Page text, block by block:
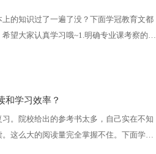
的知识过了一遍了没？下面学冠教育文都
望大家认真学习哦~1.明确专业课考察的范
和学习效率？
。院校给出的参考书太多，自己实在不知
这么大的阅读量完全掌握不住。下面学冠